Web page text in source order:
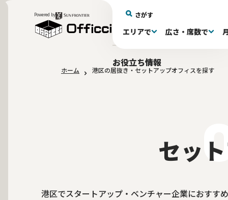
Powered by さがす
エリアで 広さ・席数で
お役立ち情報
ホーム 港区の居抜き・セットアップオフィスを探す
セッ
港区でスタートアップ・ベンチャー企業におすす